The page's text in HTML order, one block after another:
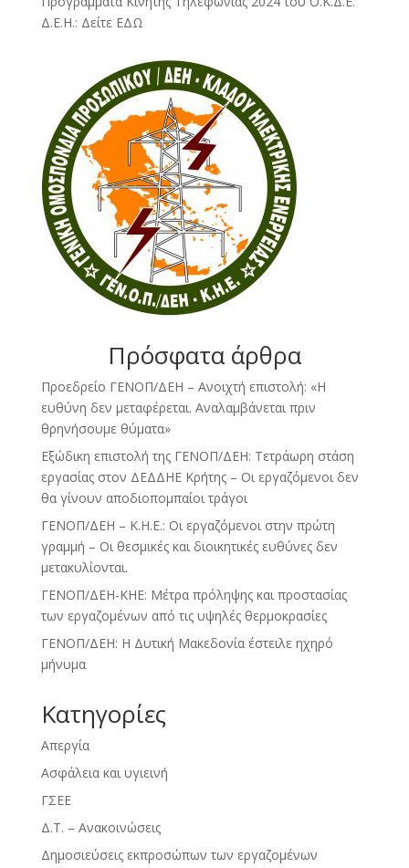
Δ.Ε.Η.: Δείτε ΕΔΩ
Πρόσφατα άρθρα
Προεδρείο ΓΕΝΟΠ/ΔΕΗ – Ανοιχτή επιστολή: «Η
ευθύνη δεν μεταφέρεται. Αναλαμβάνεται πριν
θρηνήσουμε θύματα»
Εξώδικη επιστολή της ΓΕΝΟΠ/ΔΕΗ: Τετράωρη στάση
εργασίας στον ΔΕΔΔΗΕ Κρήτης – Οι εργαζόμενοι δεν
θα γίνουν αποδιοπομπαίοι τράγοι
ΓΕΝΟΠ/ΔΕΗ – Κ.Η.Ε.: Οι εργαζόμενοι στην πρώτη
γραμμή – Οι θεσμικές και διοικητικές ευθύνες δεν
μετακυλίονται.
ΓΕΝΟΠ/ΔΕΗ-ΚΗΕ: Μέτρα πρόληψης και προστασίας
των εργαζομένων από τις υψηλές θερμοκρασίες
ΓΕΝΟΠ/ΔΕΗ: Η Δυτική Μακεδονία έστειλε ηχηρό
μήνυμα
Kατηγορίες
Απεργία
Ασφάλεια και υγιεινή
ΓΣΕΕ
Δ.Τ. – Ανακοινώσεις
Δημοσιεύσεις εκπροσώπων των εργαζομένων